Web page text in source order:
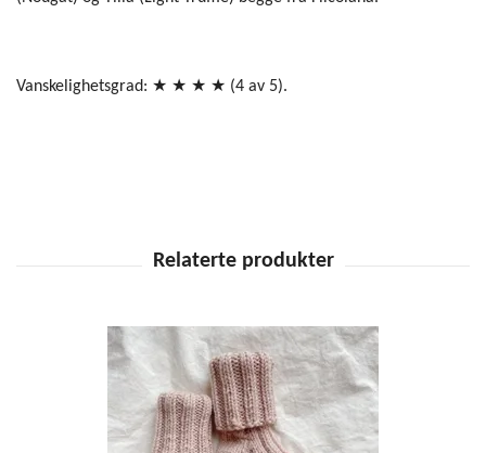
Vanskelighetsgrad: ★ ★ ★ ★ (4 av 5).